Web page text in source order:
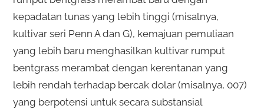
kepadatan tunas yang lebih tinggi (misalnya,
kultivar seri Penn A dan G), kemajuan pemuliaan
yang lebih baru menghasilkan kultivar rumput
bentgrass merambat dengan kerentanan yang
lebih rendah terhadap bercak dolar (misalnya, 007)
yang berpotensi untuk secara substansial